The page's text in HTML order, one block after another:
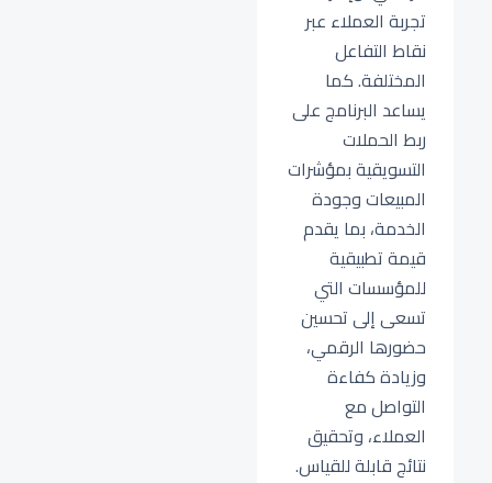
تجربة العملاء عبر
نقاط التفاعل
المختلفة. كما
يساعد البرنامج على
ربط الحملات
التسويقية بمؤشرات
المبيعات وجودة
الخدمة، بما يقدم
قيمة تطبيقية
للمؤسسات التي
تسعى إلى تحسين
حضورها الرقمي،
وزيادة كفاءة
التواصل مع
العملاء، وتحقيق
نتائج قابلة للقياس.